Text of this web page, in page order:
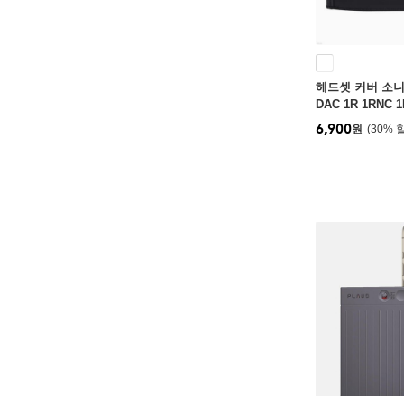
헤드셋 커버 소
DAC 1R 1RNC
폰 헤어 밴드 쿠
30%
6,900원